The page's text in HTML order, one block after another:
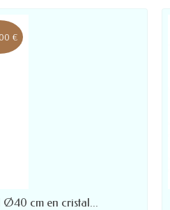
€
Ø40 cm en cristal...